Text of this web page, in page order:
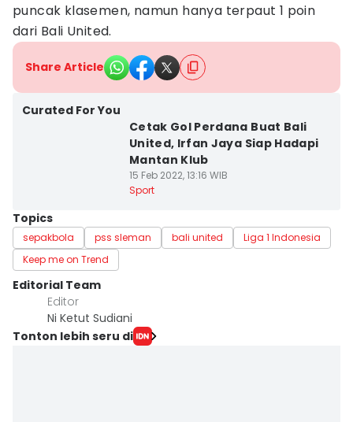
puncak klasemen, namun hanya terpaut 1 poin
dari Bali United.
Share Article
Curated For You
Cetak Gol Perdana Buat Bali
United, Irfan Jaya Siap Hadapi
Mantan Klub
15 Feb 2022, 13:16 WIB
Sport
Topics
sepakbola pss sleman bali united
Liga 1 Indonesia
Keep me on Trend
Editorial Team
Editor
Ni Ketut Sudiani
Tonton lebih seru di